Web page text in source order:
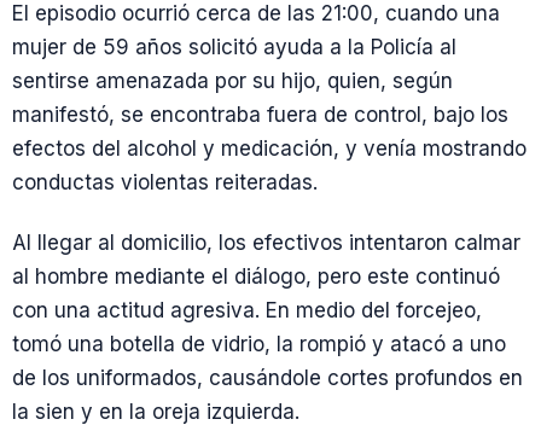
El episodio ocurrió cerca de las 21:00, cuando una
mujer de 59 años solicitó ayuda a la Policía al
sentirse amenazada por su hijo, quien, según
manifestó, se encontraba fuera de control, bajo los
efectos del alcohol y medicación, y venía mostrando
conductas violentas reiteradas.
Al llegar al domicilio, los efectivos intentaron calmar
al hombre mediante el diálogo, pero este continuó
con una actitud agresiva. En medio del forcejeo,
tomó una botella de vidrio, la rompió y atacó a uno
de los uniformados, causándole cortes profundos en
la sien y en la oreja izquierda.